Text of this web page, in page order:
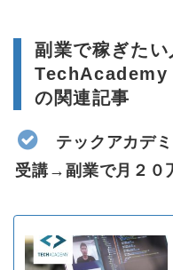
副業で稼ぎた
TechAcademy
の関連記事
テックアカデ
受講→副業で月２０